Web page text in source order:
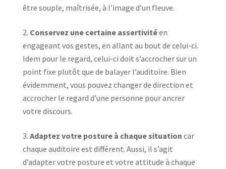
être souple, maîtrisée, à l’image d’un fleuve.
Conservez une certaine assertivitéen
engageant vos gestes, en allant au bout de celui-ci.
Idem pour le regard, celui-ci doit s’accrocher sur un
point fixe plutôt que de balayer l’auditoire. Bien
évidemment, vous pouvez changer de direction et
accrocher le regard d’une personne pour ancrer
votre discours.
Adaptez votre posture à chaque situation car
chaque auditoire est différent. Aussi, il s’agit
d’adapter votre posture et votre attitude à chaque